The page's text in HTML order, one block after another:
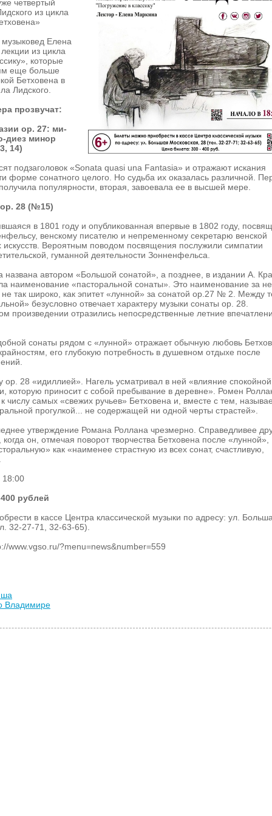
четвертый
из цикла
Елена
из цикла
которые
еще больше
Бетховена в
Лидского.
прозвучат:
ор. 27: ми-
диез минор
14)
подзаголовок «Sonata quasi una Fantasia» и отражают искания
форме сонатного целого. Но судьба их оказалась различной.
популярности, вторая, завоевала ее в высшей мере.
28 (№15)
в 1801 году и опубликованная впервые в 1802 году,
венскому писателю и непременному секретарю венской
Вероятным поводом посвящения послужили симпатии
гуманной деятельности Зонненфельса.
названа автором «Большой сонатой», а позднее, в издании А.
наименование «пасторальной сонаты». Это наименование за
не так широко, как эпитет «лунной» за сонатой ор.27 № 2. Между
безусловно отвечает характеру музыки сонаты ор. 28.
произведении отразились непосредственные летние
сонаты рядом с «лунной» отражает обычную любовь
его глубокую потребность в душевном отдыхе после
ор. 28 «идиллией». Нагель усматривал в ней «влияние
которую приносит с собой пребывание в деревне». Ромен
к числу самых «свежих ручьев» Бетховена и, вместе с тем,
прогулкой... не содержащей ни одной черты страстей».
утверждение Романа Роллана чрезмерно. Справедливее
он, отмечая поворот творчества Бетховена после «лунной»,
как «наименее страстную из всех сонат, счастливую,
18:00
рублей
в кассе Центра классической музыки по адресу: ул.
32-27-71, 32-63-65).
www.vgso.ru/?menu=news&number=559
Владимире